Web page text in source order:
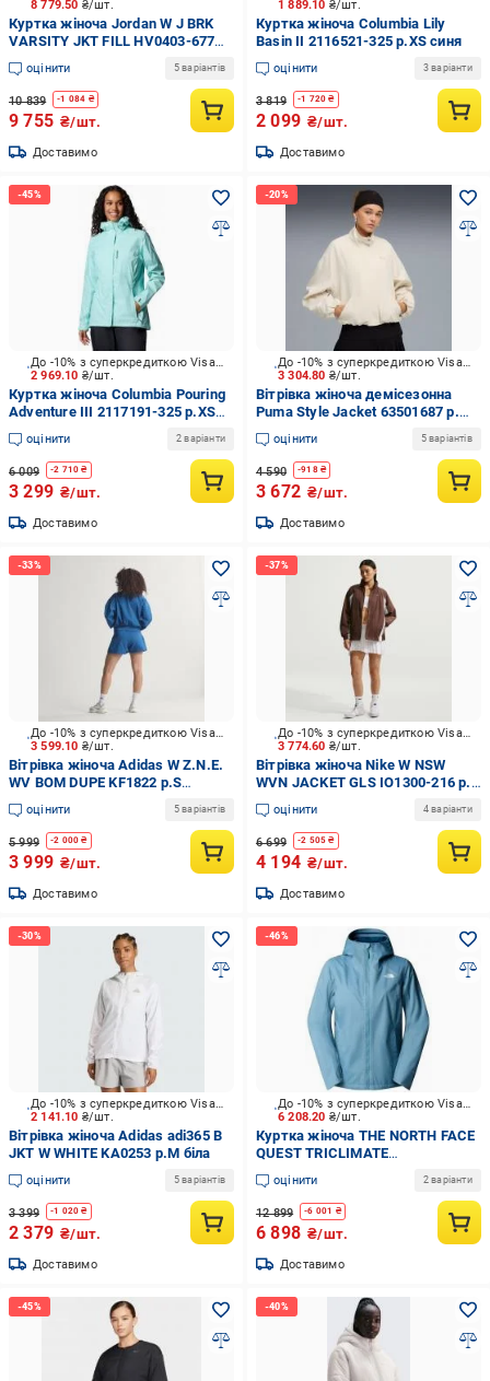
8 779.50 ₴/шт.
Куртка жіноча Jordan W J BRK
VARSITY JKT FILL HV0403-677
р.L червона
оцінити 5 варіантів
10 839 -1 084 ₴
9 755 ₴/шт.
Доставимо
1 889.10 ₴/шт.
Куртка жіноча Columbia Lily
Basin II 2116521-325 р.XS синя
оцінити 3 варіанти
3 819 -1 720 ₴
2 099 ₴/шт.
Доставимо
2 969.10 ₴/шт.
До -10% з суперкредиткою Visa Вигода
Куртка жіноча Columbia Pouring
Adventure III 2117191-325 р.XS
синя
оцінити 2 варіанти
6 009 -2 710 ₴
3 299 ₴/шт.
Доставимо
3 304.80 ₴/шт.
До -10% з суперкредиткою Visa Вигода
Вітрівка жіноча демісезонна
Puma Style Jacket 63501687 р.M
бежева
оцінити 5 варіантів
4 590 -918₴
3 672 ₴/шт.
Доставимо
3 599.10 ₴/шт.
До -10% з суперкредиткою Visa Вигода
Вітрівка жіноча Adidas W Z.N.E.
WV BOM DUPE KF1822 р.S
блакитна
оцінити 5 варіантів
5 999 -2 000 ₴
3 999 ₴/шт.
Доставимо
3 774.60 ₴/шт.
До -10% з суперкредиткою Visa Вигода
Вітрівка жіноча Nike W NSW
WVN JACKET GLS IO1300-216 р.L
коричнева
оцінити 4 варіанти
6 699 -2 505 ₴
4 194 ₴/шт.
Доставимо
2 141.10 ₴/шт.
До -10% з суперкредиткою Visa Вигода
Вітрівка жіноча Adidas adi365 B
JKT W WHITE KA0253 р.M біла
оцінити 5 варіантів
3 399 -1 020 ₴
2 379 ₴/шт.
Доставимо
6 208.20 ₴/шт.
До -10% з суперкредиткою Visa Вигода
Куртка жіноча THE NORTH FACE
QUEST TRICLIMATE
NF0A3Y1I5FO1 р.XS блакитна
оцінити 2 варіанти
12 899 -6 001 ₴
6 898 ₴/шт.
Доставимо